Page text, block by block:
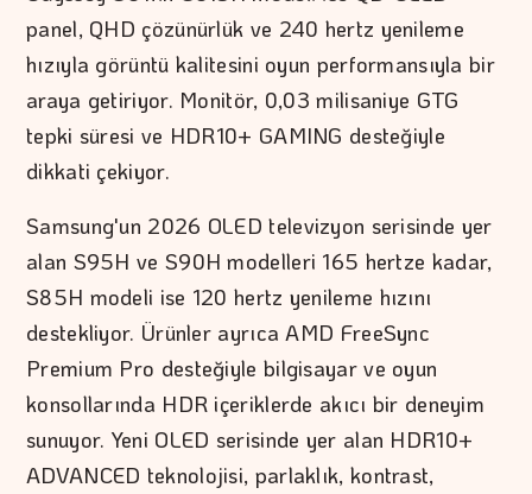
panel, QHD çözünürlük ve 240 hertz yenileme
hızıyla görüntü kalitesini oyun performansıyla bir
araya getiriyor. Monitör, 0,03 milisaniye GTG
tepki süresi ve HDR10+ GAMING desteğiyle
dikkati çekiyor.
Samsung'un 2026 OLED televizyon serisinde yer
alan S95H ve S90H modelleri 165 hertze kadar,
S85H modeli ise 120 hertz yenileme hızını
destekliyor. Ürünler ayrıca AMD FreeSync
Premium Pro desteğiyle bilgisayar ve oyun
konsollarında HDR içeriklerde akıcı bir deneyim
sunuyor. Yeni OLED serisinde yer alan HDR10+
ADVANCED teknolojisi, parlaklık, kontrast,